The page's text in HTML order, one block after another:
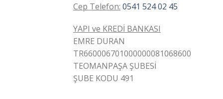
Cep Telefon: 0541 524 02 45
YAPI ve KREDİ BANKASI
EMRE DURAN
TR660006701000000081068600
TEOMANPAŞA ŞUBESİ
ŞUBE KODU 491